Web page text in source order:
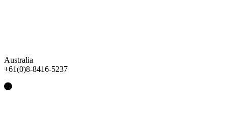
Australia
+61(0)8-8416-5237